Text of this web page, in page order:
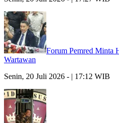
Forum Pemred Minta
Wartawan
Senin, 20 Juli 2026 - | 17:12 WIB